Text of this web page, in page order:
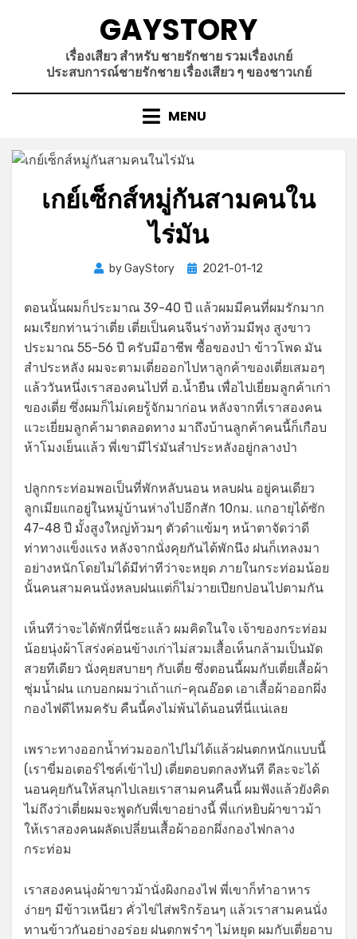
GAYSTORY
เรื่องเสียว สำหรับ ชายรักชาย รวมเรื่องเกย์
ประสบการณ์ชายรักชาย เรื่องเสียว ๆ ของชาวเกย์
MENU
เกย์เซ็กส์หมู่กันสามคนใน
ไร่มัน
byGayStory
Posted
2021-01-12
ตอนนั้นผมก็ประมาณ 39-40 ปี แล้วผมมีคนที่ผมรักมาก
ผมเรียกท่านว่าเตี่ย เตี่ยเป็นคนจีนร่างท้วมมีพุง สูงขาว
ประมาณ 55-56 ปี ครับมีอาชีพ ซื้อของป่า ข้าวโพด มัน
สำประหลัง ผมจะตามเตี่ยออกไปหาลูกค้าของเตี่ยเสมอๆ
แล้ววันหนึ่งเราสองคนไปที่ อ.น้ำยืน เพื่อไปเยี่ยมลูกค้าเก่า
ของเตี่ย ซึ่งผมก็ไม่เคยรู้จักมาก่อน หลังจากที่เราสองคน
แวะเยี่ยมลูกค้ามาตลอดทาง มาถึงบ้านลูกค้าคนนี้ก็เกือบ
ห้าโมงเย็นแล้ว พี่เขามีไร่มันสำประหลังอยู่กลางป่า
ปลูกกระท่อมพอเป็นที่พักหลับนอน หลบฝน อยู่คนเดียว
ลูกเมียแกอยู่ในหมู่บ้านห่างไปอีกสัก 10กม. แกอายุได้ซัก
47-48 ปี มั้งสูงใหญ่ท้วมๆ ตัวดำแข้มๆ หน้าตาจัดว่าดี
ท่าทางแข็งแรง หลังจากนั่งคุยกันได้พักนึง ฝนก็เทลงมา
อย่างหนักโดยไม่ได้มีท่าทีว่าจะหยุด ภายในกระท่อมน้อย
นั้นคนสามคนนั่งหลบฝนแต่ก็ไม่วายเปียกปอนไปตามกัน
เห็นทีว่าจะได้พักที่นี่ซะแล้ว ผมคิดในใจ เจ้าของกระท่อม
น้อยนุ่งผ้าโสร่งค่อนข้างเก่าไม่สวมเสื้อเห็นกล้ามเป็นมัด
สวยทีเดียว นั่งคุยสบายๆ กับเตี่ย ซึ่งตอนนี้ผมกับเตี่ยเสื้อผ้า
ชุ่มน้ำฝน แกบอกผมว่าเถ้าแก่-คุณอ๊อด เอาเสื้อผ้าออกผึ่ง
กองไฟดีไหมครับ คืนนี้คงไม่พ้นได้นอนที่นี่แน่เลย
เพราะทางออกน้ำท่วมออกไปไม่ได้แล้วฝนตกหนักแบบนี้
(เราขี่มอเตอร์ไซค์เข้าไป) เตี่ยตอบตกลงทันที ดีละจะได้
นอนคุยกันให้สนุกไปเลยเราสามคนคืนนี้ ผมฟังแล้วยังคิด
ไม่ถึงว่าเตี่ยผมจะพูดกับพี่เขาอย่างนี้ พี่แก่หยิบผ้าขาวม้า
ให้เราสองคนผลัดเปลี่ยนเสื้อผ้าออกผึ่งกองไฟกลาง
กระท่อม
เราสองคนนุ่งผ้าขาวม้านั่งผิงกองไฟ พี่เขาก็ทำอาหาร
ง่ายๆ มีข้าวเหนียว คั่วไข่ไส่พริกร้อนๆ แล้วเราสามคนนั่ง
ทานข้าวกันอย่างอร่อย ฝนตกพรำๆ ไม่หยุด ผมกับเตี่ยอาบ